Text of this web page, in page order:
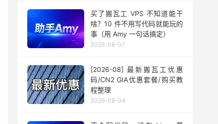
买了搬瓦工 VPS 不知道能干
啥？10 件不用写代码就能玩的
事（用 Amy 一句话搞定）
2026-08-07
[2026-08] 最新搬瓦工优惠
码/CN2 GIA优惠套餐/购买教
程整理
2026-08-04